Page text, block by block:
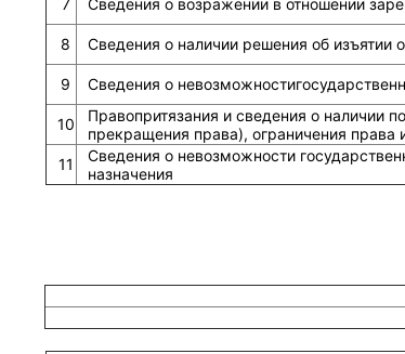
7
Сведения о возражении в отношении
8
Сведения о наличии решения об
9
Сведения о
10
Правопритязания и сведения о наличии
прекращения права), ограничения
11
Сведения о невозможности
назначения